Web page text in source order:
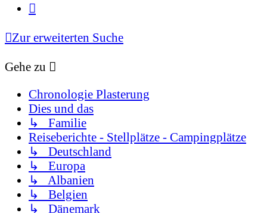
Zur erweiterten Suche
Gehe zu
Chronologie Plasterung
Dies und das
↳ Familie
Reiseberichte - Stellplätze - Campingplätze
↳ Deutschland
↳ Europa
↳ Albanien
↳ Belgien
↳ Dänemark